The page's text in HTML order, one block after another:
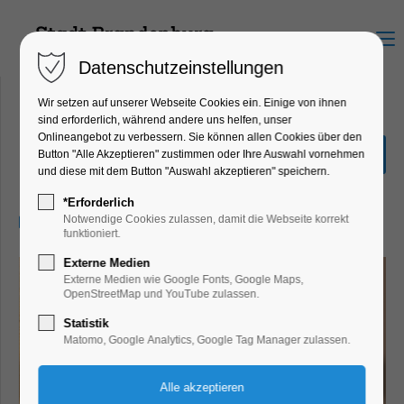
Menu
Kakao & Gong
Wellness
28.12.2026, 18:00–20:00
Datenschutzeinstellungen
Wir setzen auf unserer Webseite Cookies ein. Einige von ihnen
sind erforderlich, während andere uns helfen, unser
Onlineangebot zu verbessern. Sie können allen Cookies über den
Button "Alle Akzeptieren" zustimmen oder Ihre Auswahl vornehmen
und diese mit dem Button "Auswahl akzeptieren" speichern.
*Erforderlich
Notwendige Cookies zulassen, damit die Webseite korrekt
funktioniert.
Externe Medien
Externe Medien wie Google Fonts, Google Maps,
OpenStreetMap und YouTube zulassen.
Statistik
Matomo, Google Analytics, Google Tag Manager zulassen.